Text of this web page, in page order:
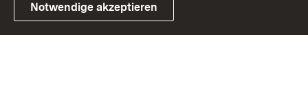
Link zum Landesportal
Notwendige akzeptieren